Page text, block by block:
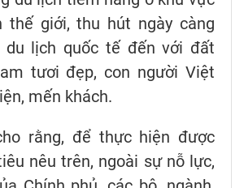
thế giới, thu hút ngày càng
du lịch quốc tế đến với đất
tươi đẹp, con người Việt
mến khách.
rằng, để thực hiện được
nêu trên, ngoài sự nỗ lực,